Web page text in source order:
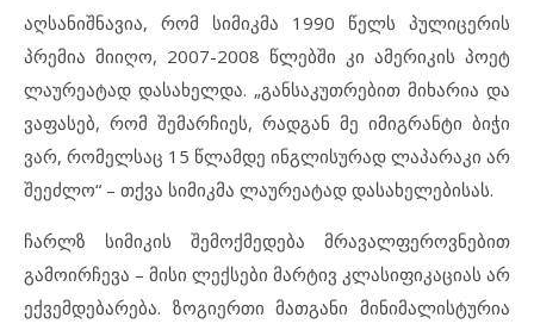
აღსანიშნავია, რომ სიმიკმა 1990 წელს პულიცერის
პრემია მიიღო, 2007-2008 წლებში კი ამერიკის პოეტ
ლაურეატად დასახელდა. „განსაკუთრებით მიხარია და
ვაფასებ, რომ შემარჩიეს, რადგან მე იმიგრანტი ბიჭი
ვარ, რომელსაც 15 წლამდე ინგლისურად ლაპარაკი არ
შეეძლო“ – თქვა სიმიკმა ლაურეატად დასახელებისას.
ჩარლზ სიმიკის შემოქმედება მრავალფეროვნებით
გამოირჩევა – მისი ლექსები მარტივ კლასიფიკაციას არ
ექვემდებარება. ზოგიერთი მათგანი მინიმალისტურია